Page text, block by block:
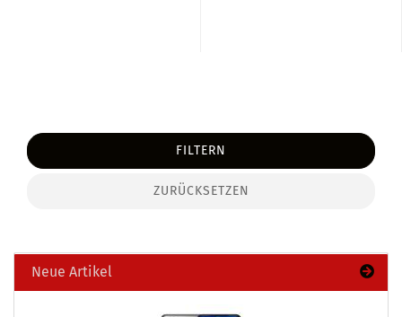
FILTERN
ZURÜCKSETZEN
Neue Artikel